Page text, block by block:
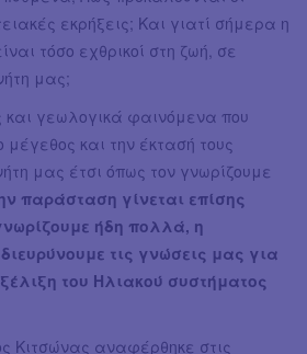
εκρήξεις; Και γιατί σήμερα η
τόσο εχθρικοί στη ζωή, σε
μας;
και γεωλογικά φαινόμενα που
και την έκτασή τους
μας έτσι όπως τον γνωρίζουμε
παράσταση γίνεται επίσης
ήδη πολλά, η
τις γνώσεις μας για
του Ηλιακού συστήματος
Κιτσώνας αναφέρθηκε στις